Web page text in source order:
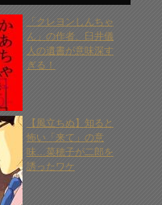
「クレヨンしんちゃ
ん」の作者、臼井儀
人の遺書が意味深す
ぎる！
【風立ちぬ】知ると
怖い「来て」の意
味…菜穂子が二郎を
誘ったワケ